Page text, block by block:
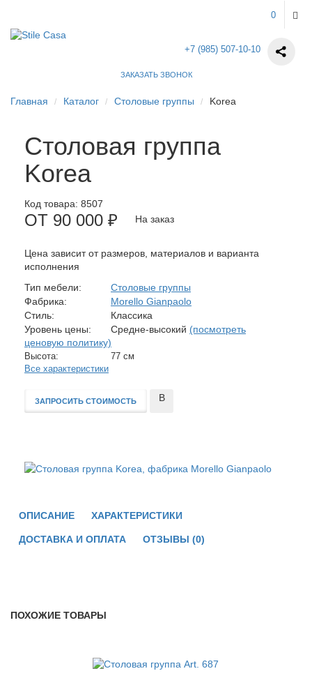
0
+7 (985) 507-10-10
ЗАКАЗАТЬ ЗВОНОК
Главная Каталог Столовые группы Korea
Столовая группа
Korea
Код товара: 8507
ОТ 90 000 ₽ На заказ
Цена зависит от размеров, материалов и варианта
исполнения
Тип мебели:
Столовые группы
Фабрика:
Morello Gianpaolo
Стиль:
Классика
Уровень цены:
Средне-высокий (посмотреть
ценовую политику)
Высота:
77 см
Все характеристики
ЗАПРОСИТЬ СТОИМОСТЬ
В
ОПИСАНИЕ ХАРАКТЕРИСТИКИ
ДОСТАВКА И ОПЛАТА ОТЗЫВЫ (0)
ПОХОЖИЕ ТОВАРЫ